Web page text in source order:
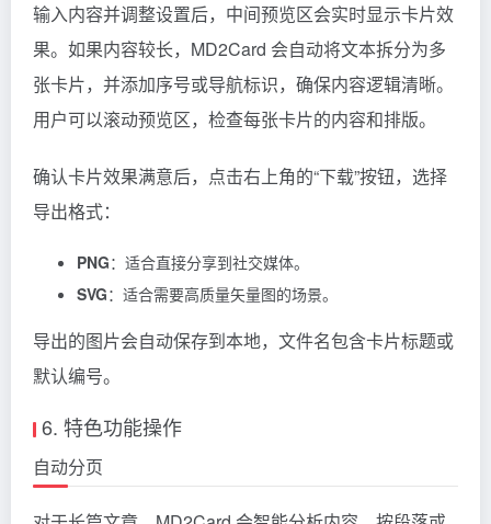
输入内容并调整设置后，中间预览区会实时显示卡片效
果。如果内容较长，MD2Card 会自动将文本拆分为多
张卡片，并添加序号或导航标识，确保内容逻辑清晰。
用户可以滚动预览区，检查每张卡片的内容和排版。
确认卡片效果满意后，点击右上角的“下载”按钮，选择
导出格式：
PNG：适合直接分享到社交媒体。
SVG：适合需要高质量矢量图的场景。
导出的图片会自动保存到本地，文件名包含卡片标题或
默认编号。
6. 特色功能操作
自动分页